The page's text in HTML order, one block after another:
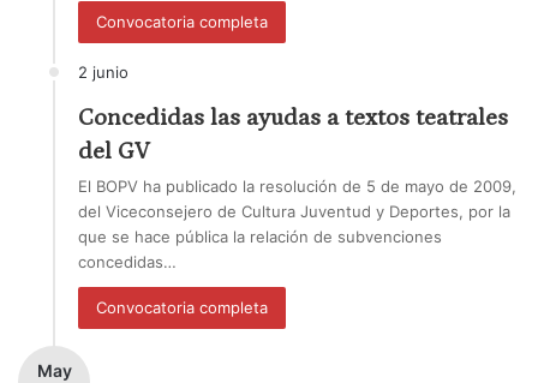
Convocatoria completa
2 junio
Concedidas las ayudas a textos teatrales
del GV
El BOPV ha publicado la resolución de 5 de mayo de 2009,
del Viceconsejero de Cultura Juventud y Deportes, por la
que se hace pública la relación de subvenciones
concedidas…
Convocatoria completa
May